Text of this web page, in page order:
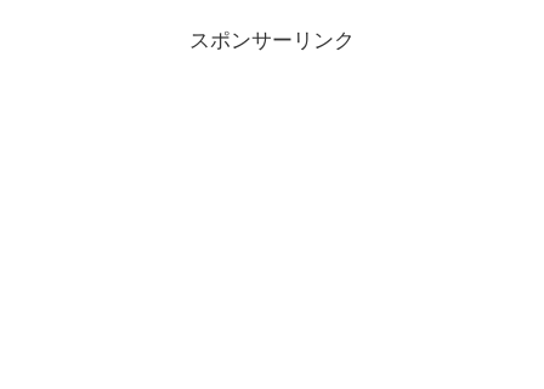
スポンサーリンク